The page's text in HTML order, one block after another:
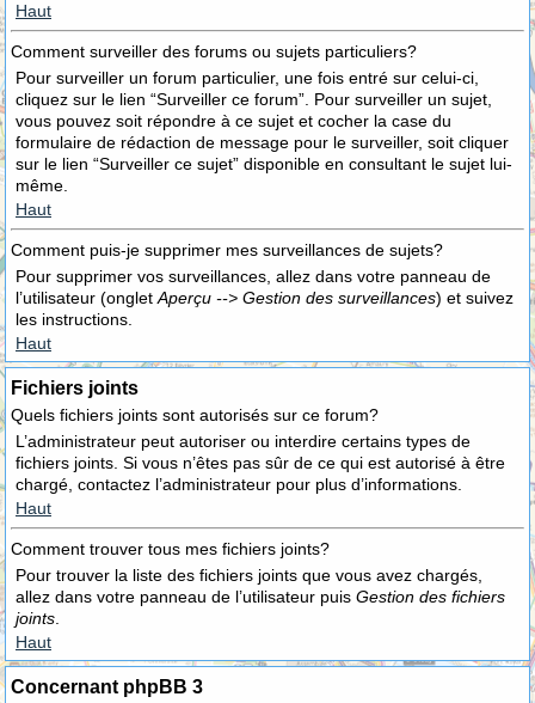
Haut
Comment surveiller des forums ou sujets particuliers?
Pour surveiller un forum particulier, une fois entré sur celui-ci,
cliquez sur le lien “Surveiller ce forum”. Pour surveiller un sujet,
vous pouvez soit répondre à ce sujet et cocher la case du
formulaire de rédaction de message pour le surveiller, soit cliquer
sur le lien “Surveiller ce sujet” disponible en consultant le sujet lui-
même.
Haut
Comment puis-je supprimer mes surveillances de sujets?
Pour supprimer vos surveillances, allez dans votre panneau de
l’utilisateur (onglet Aperçu --> Gestion des surveillances) et suivez
les instructions.
Haut
Fichiers joints
Quels fichiers joints sont autorisés sur ce forum?
L’administrateur peut autoriser ou interdire certains types de
fichiers joints. Si vous n’êtes pas sûr de ce qui est autorisé à être
chargé, contactez l’administrateur pour plus d’informations.
Haut
Comment trouver tous mes fichiers joints?
Pour trouver la liste des fichiers joints que vous avez chargés,
allez dans votre panneau de l’utilisateur puis Gestion des fichiers
joints
Haut
Concernant phpBB 3